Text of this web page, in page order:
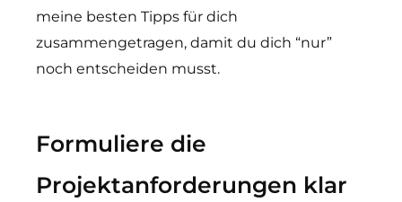
meine besten Tipps für dich
zusammengetragen, damit du dich “nur”
noch entscheiden musst.
Formuliere die
Projektanforderungen klar